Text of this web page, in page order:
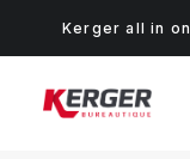
Kerger all in